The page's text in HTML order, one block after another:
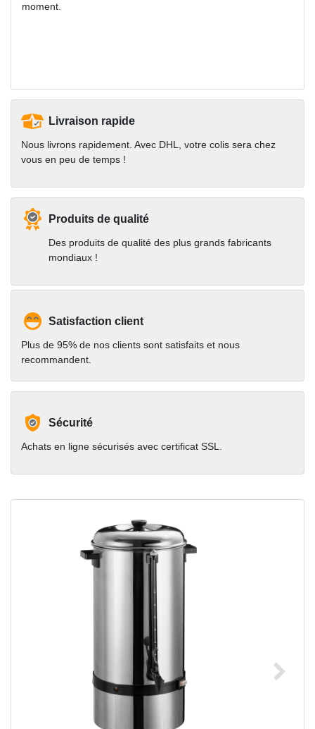
moment.
Livraison rapide
Nous livrons rapidement. Avec DHL, votre colis sera chez
vous en peu de temps !
Produits de qualité
Des produits de qualité des plus grands fabricants
mondiaux !
Satisfaction client
Plus de 95% de nos clients sont satisfaits et nous
recommandent.
Sécurité
Achats en ligne sécurisés avec certificat SSL.